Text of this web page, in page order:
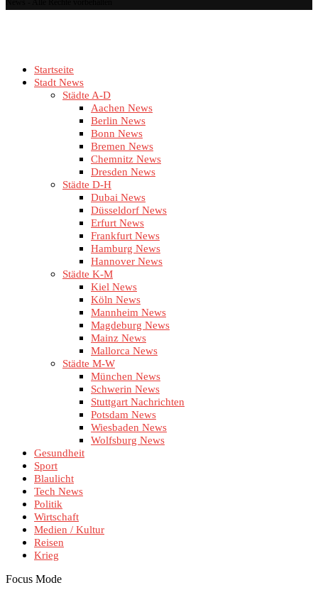
Startseite
Stadt News
Städte A-D
Aachen News
Berlin News
Bonn News
Bremen News
Chemnitz News
Dresden News
Städte D-H
Dubai News
Düsseldorf News
Erfurt News
Frankfurt News
Hamburg News
Hannover News
Städte K-M
Kiel News
Köln News
Mannheim News
Magdeburg News
Mainz News
Mallorca News
Städte M-W
München News
Schwerin News
Stuttgart Nachrichten
Potsdam News
Wiesbaden News
Wolfsburg News
Gesundheit
Sport
Blaulicht
Tech News
Politik
Wirtschaft
Medien / Kultur
Reisen
Krieg
Focus Mode